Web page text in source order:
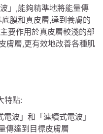
」,能夠精準地將能量傳
膜和真皮層,達到養膚的
要作用於真皮層較淺的部
膚層,更有效地改善各種肌
特點:
波」和「連續式電波」
傳達到目標皮膚層